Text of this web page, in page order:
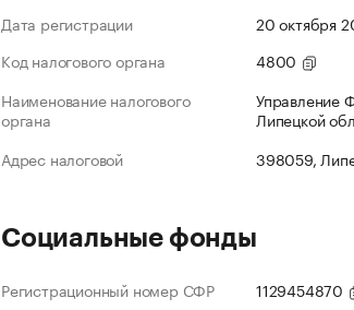
Дата регистрации
20 октября
Код налогового органа
4800
Наименование налогового
органа
Управление
Липецкой
Адрес налоговой
398059,
Социальные фонды
Регистрационный номер СФР
1129454870